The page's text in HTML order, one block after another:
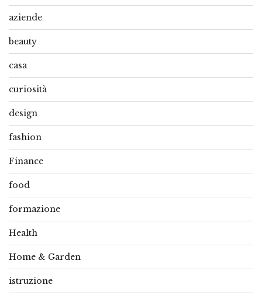
aziende
beauty
casa
curiosità
design
fashion
Finance
food
formazione
Health
Home & Garden
istruzione